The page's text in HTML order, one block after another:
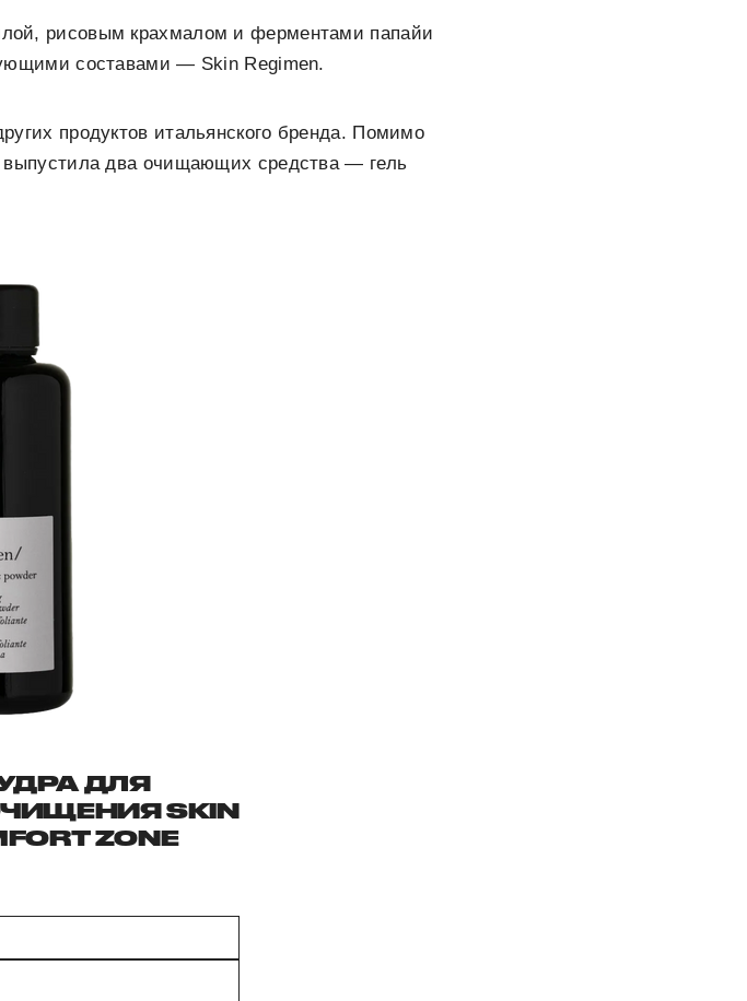
рисовым крахмалом и ферментами папайи
составами — Skin Regimen.
продуктов итальянского бренда. Помимо
выпустила два очищающих средства — гель
ДЛЯ
SKIN
ZONE